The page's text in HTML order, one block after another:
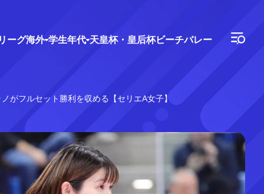
ーグ海外 学生年代 天皇杯・皇后杯ビーチバレー
がフルセット勝利を収める【セリエA女子】